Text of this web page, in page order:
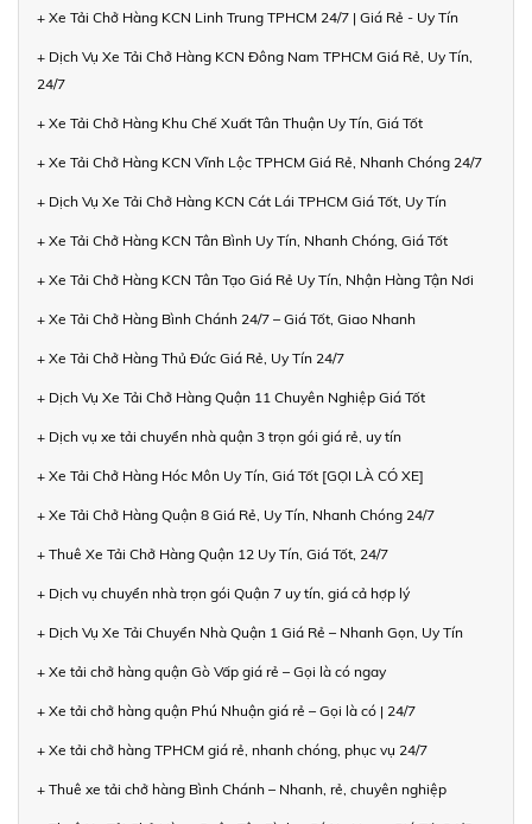
+ Xe Tải Chở Hàng KCN Linh Trung TPHCM 24/7 | Giá Rẻ - Uy Tín
+ Dịch Vụ Xe Tải Chở Hàng KCN Đông Nam TPHCM Giá Rẻ, Uy Tín,
24/7
+ Xe Tải Chở Hàng Khu Chế Xuất Tân Thuận Uy Tín, Giá Tốt
+ Xe Tải Chở Hàng KCN Vĩnh Lộc TPHCM Giá Rẻ, Nhanh Chóng 24/7
+ Dịch Vụ Xe Tải Chở Hàng KCN Cát Lái TPHCM Giá Tốt, Uy Tín
+ Xe Tải Chở Hàng KCN Tân Bình Uy Tín, Nhanh Chóng, Giá Tốt
+ Xe Tải Chở Hàng KCN Tân Tạo Giá Rẻ Uy Tín, Nhận Hàng Tận Nơi
+ Xe Tải Chở Hàng Bình Chánh 24/7 – Giá Tốt, Giao Nhanh
+ Xe Tải Chở Hàng Thủ Đức Giá Rẻ, Uy Tín 24/7
+ Dịch Vụ Xe Tải Chở Hàng Quận 11 Chuyên Nghiệp Giá Tốt
+ Dịch vụ xe tải chuyển nhà quận 3 trọn gói giá rẻ, uy tín
+ Xe Tải Chở Hàng Hóc Môn Uy Tín, Giá Tốt [GỌI LÀ CÓ XE]
+ Xe Tải Chở Hàng Quận 8 Giá Rẻ, Uy Tín, Nhanh Chóng 24/7
+ Thuê Xe Tải Chở Hàng Quận 12 Uy Tín, Giá Tốt, 24/7
+ Dịch vụ chuyển nhà trọn gói Quận 7 uy tín, giá cả hợp lý
+ Dịch Vụ Xe Tải Chuyển Nhà Quận 1 Giá Rẻ – Nhanh Gọn, Uy Tín
+ Xe tải chở hàng quận Gò Vấp giá rẻ – Gọi là có ngay
+ Xe tải chở hàng quận Phú Nhuận giá rẻ – Gọi là có | 24/7
+ Xe tải chở hàng TPHCM giá rẻ, nhanh chóng, phục vụ 24/7
+ Thuê xe tải chở hàng Bình Chánh – Nhanh, rẻ, chuyên nghiệp